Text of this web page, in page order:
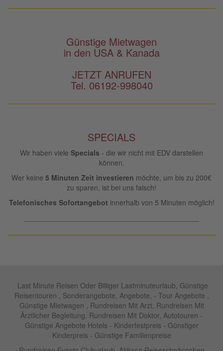
Günstige Mietwagen
in den USA & Kanada
JETZT ANRUFEN
Tel. 06192-998040
SPECIALS
Wir haben viele Specials - die wir nicht mit EDV darstellen
können.
Wer keine 5 Minuten Zeit investieren möchte, um bis zu 200€
zu sparen, ist bei uns falsch!
Telefonisches Sofortangebot innerhalb von 5 Minuten möglich!
Last Minute Reisen Oder Billiger Lastminuteurlaub, Günstige
Reisentouren , Sonderangebote, Angebote, - Tour Angebote ,
Günstige Mietwagen , Rundreisen Mit Arzt, Rundreisen Mit
Ärztlicher Begleitung, Rundreisen Mit Doktor, Autotouren -
Günstige Angebote Hotels - Kinderfestpreis - Günstiger
Kinderpreis - Günstige Familienpreise